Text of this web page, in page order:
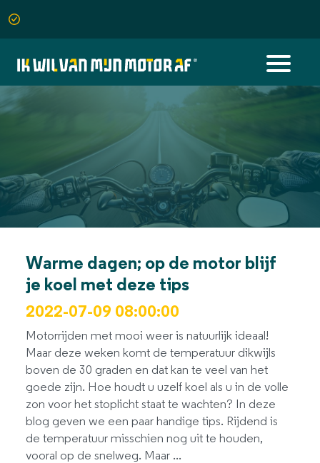
Warme dagen; op de motor blijf
je koel met deze tips
2022-07-09 08:00:00
Motorrijden met mooi weer is natuurlijk ideaal!
Maar deze weken komt de temperatuur dikwijls
boven de 30 graden en dat kan te veel van het
goede zijn. Hoe houdt u uzelf koel als u in de volle
zon voor het stoplicht staat te wachten? In deze
blog geven we een paar handige tips. Rijdend is
de temperatuur misschien nog uit te houden,
vooral op de snelweg. Maar ...